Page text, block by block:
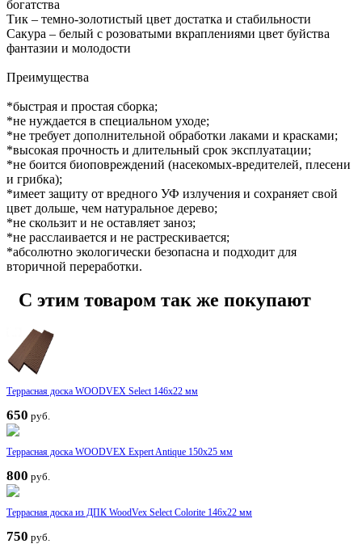
богатства
Тик – темно-золотистый цвет достатка и стабильности
Сакура – белый с розоватыми вкраплениями цвет буйства
фантазии и молодости
Преимущества
*быстрая и простая сборка;
*не нуждается в специальном уходе;
*не требует дополнительной обработки лаками и красками;
*высокая прочность и длительный срок эксплуатации;
*не боится биоповреждений (насекомых-вредителей, плесени
и грибка);
*имеет защиту от вредного УФ излучения и сохраняет свой
цвет дольше, чем натуральное дерево;
*не скользит и не оставляет заноз;
*не расслаивается и не растрескивается;
*абсолютно экологически безопасна и подходит для
вторичной переработки.
С этим товаром так же покупают
Террасная доска WOODVEX Select 146х22 мм
650 руб.
Террасная доска WOODVEX Expert Antique 150х25 мм
800 руб.
Террасная доска из ДПК WoodVex Select Colorite 146х22 мм
750 руб.